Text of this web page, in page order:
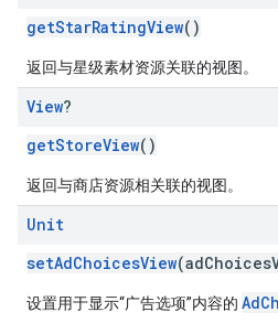
getStarRatingView()
返回与星级素材资源关联的视图。
View?
getStoreView()
返回与商店资源相关联的视图。
Unit
setAdChoicesView
设置用于显示“广告选项”内容的